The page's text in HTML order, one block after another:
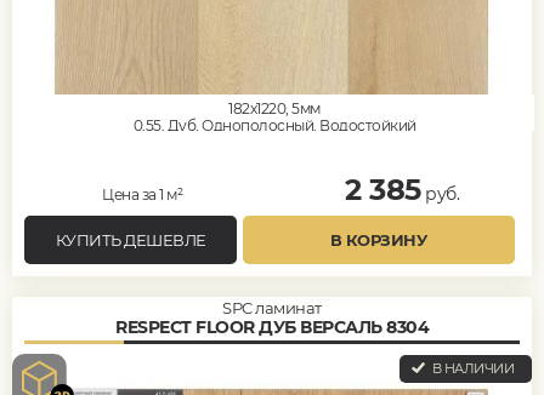
182x1220, 5мм
0,55, Дуб, Однополосный, Водостойкий
Цена за 1 м² 2 385руб.
КУПИТЬ ДЕШЕВЛЕ В КОРЗИНУ
SPC ламинат
RESPECT FLOOR ДУБ ВЕРСАЛЬ 8304
В НАЛИЧИИ